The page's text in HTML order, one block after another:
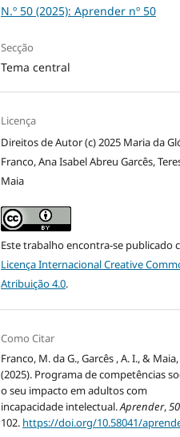
N.º 50 (2025): Aprender nº 50
Secção
Tema central
Licença
Direitos de Autor (c) 2025 Maria da
Franco, Ana Isabel Abreu Garcês,
Maia
Este trabalho encontra-se publicado
Licença Internacional Creative
Atribuição 4.0.
Como Citar
Franco, M. da G., Garcês , A. I., & Maia,
(2025). Programa de competências
o seu impacto em adultos com
incapacidade intelectual.Aprender,50
102. https://doi.org/10.58041/